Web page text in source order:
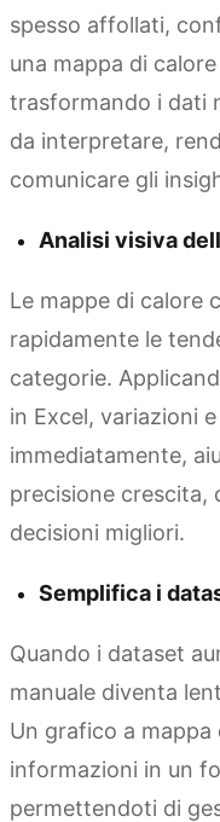
spesso affollati,
una mappa di
trasformando i dati
da interpretare,
comunicare gli
Analisi visiva
Le mappe di calore
rapidamente le
categorie.
in Excel, variazioni
immediatamente,
precisione crescita,
decisioni migliori.
Semplifica i
Quando i dataset
manuale diventa
Un grafico a mappa
informazioni in un
permettendoti di